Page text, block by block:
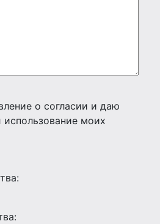
о согласии и даю
использование моих